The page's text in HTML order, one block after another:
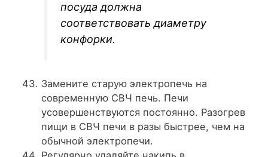
посуда должна
соответствовать диаметру
конфорки.
Замените старую электропечь на
современную СВЧ печь. Печи
усовершенствуются постоянно. Разогрев
пищи в СВЧ печи в разы быстрее, чем на
обычной электропечи.